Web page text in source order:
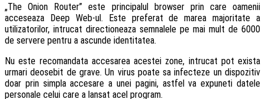
„The Onion Router” este principalul browser prin care oamenii
acceseaza Deep Web-ul. Este preferat de marea majoritate a
utilizatorilor, intrucat directioneaza semnalele pe mai mult de 6000
de servere pentru a ascunde identitatea.
Nu este recomandata accesarea acestei zone, intrucat pot exista
urmari deosebit de grave. Un virus poate sa infecteze un dispozitiv
doar prin simpla accesare a unei pagini, astfel va expuneti datele
personale celui care a lansat acel program.